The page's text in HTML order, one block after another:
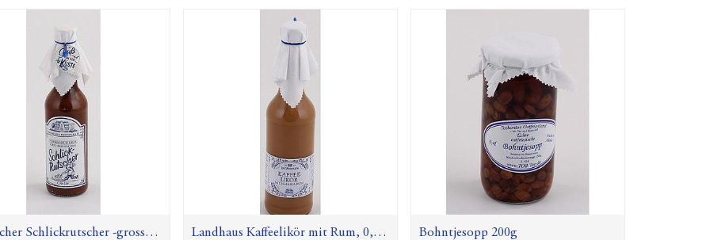
Schlickrutscher -gross-,
Landhaus Kaffeelikör mit Rum, 0,35
Bohntjesopp 200g